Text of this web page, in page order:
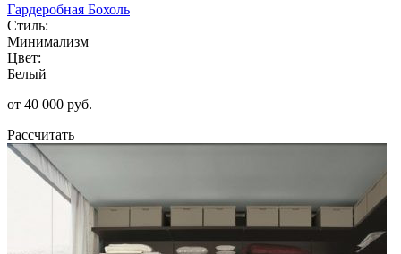
Гардеробная Бохоль
Стиль:
Минимализм
Цвет:
Белый
от 40 000 руб.
Рассчитать